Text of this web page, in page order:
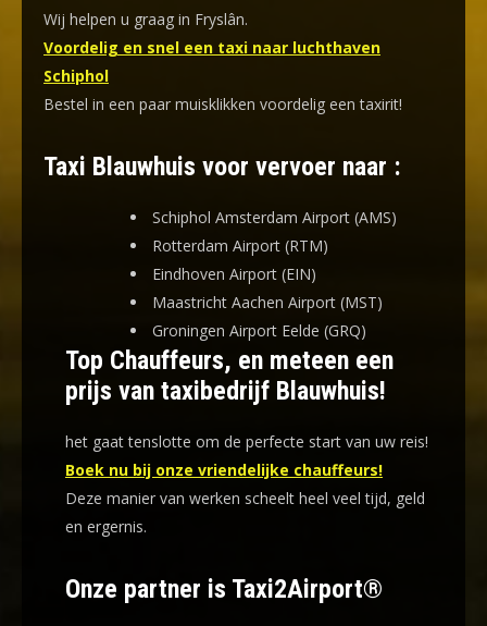
Wij helpen u graag in Fryslân.
Voordelig en snel een taxi naar luchthaven
Schiphol
Bestel in een paar muisklikken voordelig een taxirit!
Taxi Blauwhuis voor vervoer naar :
Schiphol Amsterdam Airport (AMS)
Rotterdam Airport (RTM)
Eindhoven Airport (EIN)
Maastricht Aachen Airport (MST)
Groningen Airport Eelde (GRQ)
Top Chauffeurs, en meteen een
prijs van taxibedrijf Blauwhuis!
het gaat tenslotte om de perfecte start van uw reis!
Boek nu bij onze vriendelijke chauffeurs!
Deze manier van werken scheelt heel veel tijd, geld
en ergernis.
Onze partner is Taxi2Airport®